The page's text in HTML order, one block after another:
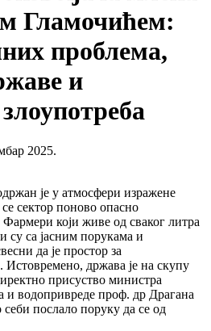
Гламочићем:
проблема,
и
2025.
је у атмосфери изражене
се сектор поново опасно
који живе од сваког литра
су са јасним порукама и
да је простор за
држава је на скупу
присуство министра
водопривреде проф. др Драгана
послало поруку да се од